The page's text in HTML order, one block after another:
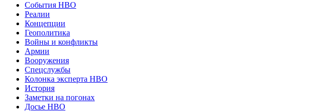
События НВО
Реалии
Концепции
Геополитика
Войны и конфликты
Армии
Вооружения
Спецслужбы
Колонка эксперта НВО
История
Заметки на погонах
Досье НВО